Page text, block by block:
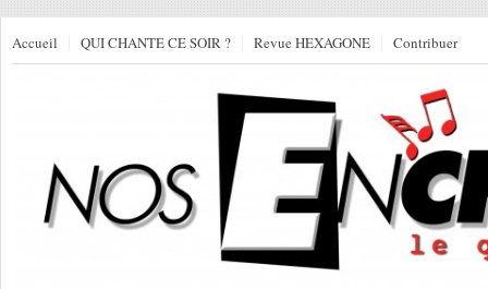
Accueil QUI CHANTE CE SOIR ? Revue HEXAGONE Contribuer